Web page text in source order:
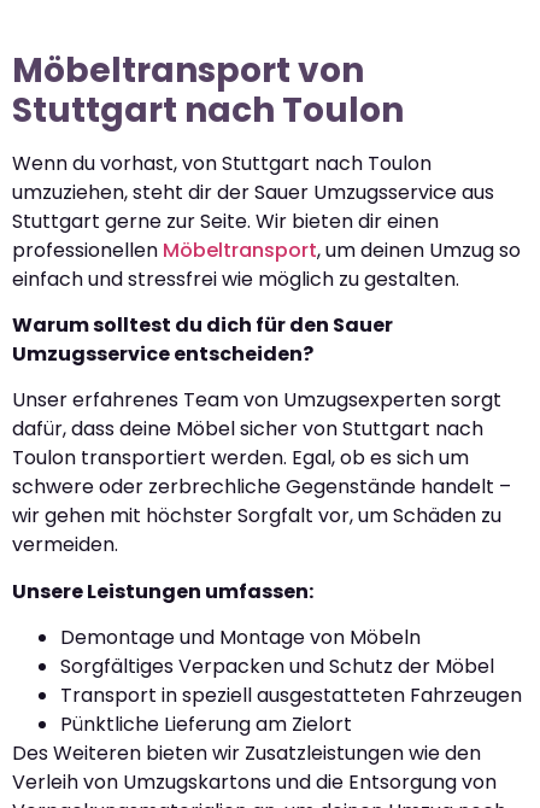
Möbeltransport von
Stuttgart nach Toulon
Wenn du vorhast, von Stuttgart nach Toulon
umzuziehen, steht dir der Sauer Umzugsservice aus
Stuttgart gerne zur Seite. Wir bieten dir einen
professionellen Möbeltransport, um deinen Umzug so
einfach und stressfrei wie möglich zu gestalten.
Warum solltest du dich für den Sauer
Umzugsservice entscheiden?
Unser erfahrenes Team von Umzugsexperten sorgt
dafür, dass deine Möbel sicher von Stuttgart nach
Toulon transportiert werden. Egal, ob es sich um
schwere oder zerbrechliche Gegenstände handelt –
wir gehen mit höchster Sorgfalt vor, um Schäden zu
vermeiden.
Unsere Leistungen umfassen:
Demontage und Montage von Möbeln
Sorgfältiges Verpacken und Schutz der Möbel
Transport in speziell ausgestatteten Fahrzeugen
Pünktliche Lieferung am Zielort
Des Weiteren bieten wir Zusatzleistungen wie den
Verleih von Umzugskartons und die Entsorgung von